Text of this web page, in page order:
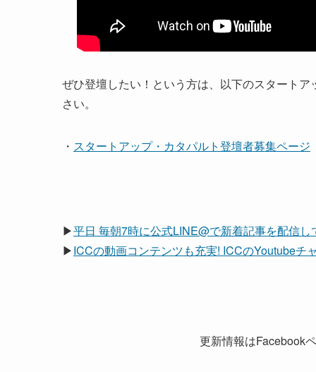
ぜひ登壇したい！という方は、以下のスタート
さい。
・ スタートアップ・カタパルト登壇者募集ページ
▶平日 毎朝7時に公式LINE@で新着記事を配信
▶ICCの動画コンテンツも充実! ICCのYoutubeチ